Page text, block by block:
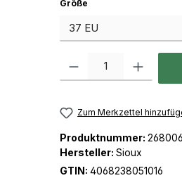
Größeauswählen
Produkt Anzahl: Gib
Zum Merkzettel
Produktnummer:
Hersteller: Sioux
GTIN: 4068238051016